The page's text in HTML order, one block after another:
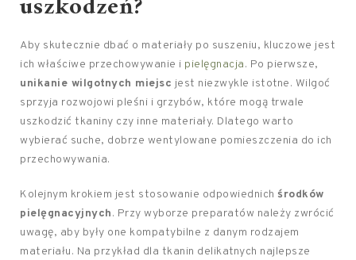
Aby skutecznie dbać o materiały po suszeniu, kluczowe jest
ich właściwe przechowywanie i pielęgnacja. Po pierwsze,
unikanie wilgotnych miejsc jest niezwykle istotne. Wilgoć
sprzyja rozwojowi pleśni i grzybów, które mogą trwale
uszkodzić tkaniny czy inne materiały. Dlatego warto
wybierać suche, dobrze wentylowane pomieszczenia do ich
przechowywania.
Kolejnym krokiem jest stosowanie odpowiednich środków
pielęgnacyjnych. Przy wyborze preparatów należy zwrócić
uwagę, aby były one kompatybilne z danym rodzajem
materiału. Na przykład dla tkanin delikatnych najlepsze